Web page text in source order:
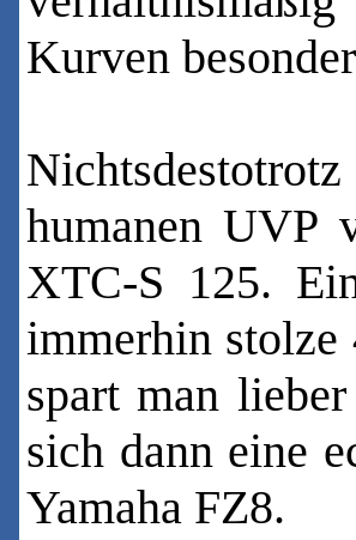
Kurven
humanen UVP
XTC-S 125.
immerhin
spart man
sich dann eine
Yamaha FZ8.